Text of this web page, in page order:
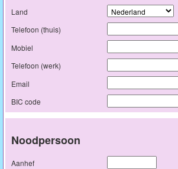
Land
Telefoon (thuis)
Mobiel
Telefoon (werk)
Email
BIC code
Noodpersoon
Aanhef